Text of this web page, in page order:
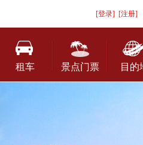
[登录] [注册]
租车 景点门票 目的